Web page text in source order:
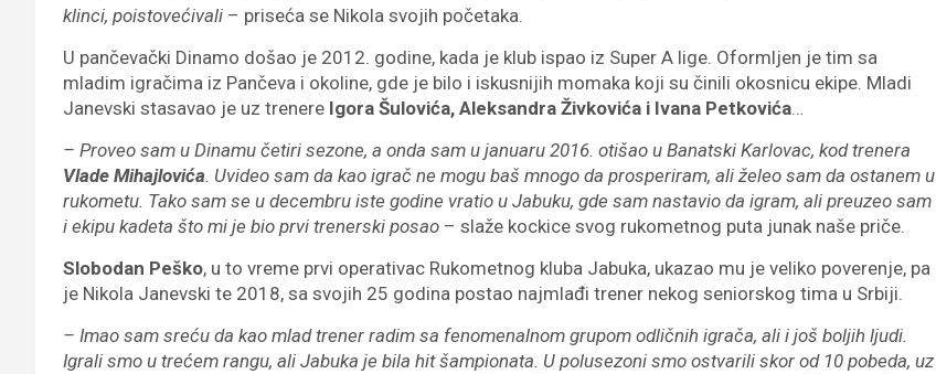
klinci, poistovećivali – priseća se Nikola svojih početaka.
U pančevački Dinamo došao je 2012. godine, kada je klub ispao iz Super A lige. Oformljen je tim sa
mladim igračima iz Pančeva i okoline, gde je bilo i iskusnijih momaka koji su činili okosnicu ekipe. Mladi
Janevski stasavao je uz trenere Igora Šulovića, Aleksandra Živkovića i Ivana Petkovića…
– Proveo sam u Dinamu četiri sezone, a onda sam u januaru 2016. otišao u Banatski Karlovac, kod trenera
Vlade Mihajlovića. Uvideo sam da kao igrač ne mogu baš mnogo da prosperiram, ali želeo sam da ostanem u
rukometu. Tako sam se u decembru iste godine vratio u Jabuku, gde sam nastavio da igram, ali preuzeo sam
i ekipu kadeta što mi je bio prvi trenerski posao – slaže kockice svog rukometnog puta junak naše priče.
Slobodan Peško, u to vreme prvi operativac Rukometnog kluba Jabuka, ukazao mu je veliko poverenje, pa
je Nikola Janevski te 2018, sa svojih 25 godina postao najmlađi trener nekog seniorskog tima u Srbiji.
– Imao sam sreću da kao mlad trener radim sa fenomenalnom grupom odličnih igrača, ali i još boljih ljudi.
Igrali smo u trećem rangu, ali Jabuka je bila hit šampionata. U polusezoni smo ostvarili skor od 10 pobeda, uz